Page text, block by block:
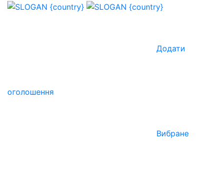
Додати
оголошення
Вибране